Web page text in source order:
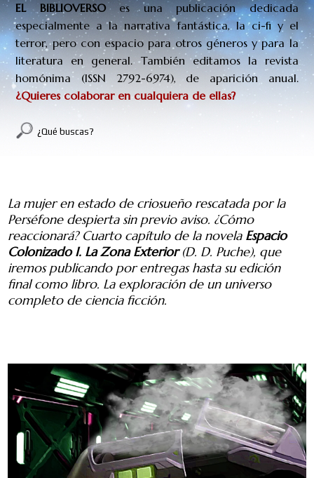
EL BIBLIOVERSO es una publicacióndedicada
especialmente a la narrativa fantástica, la ci-fi y el
terror, pero con espacio para otros géneros y para la
literatura en general. También editamos la revista
homónima (ISSN 2792-6974), de aparición anual.
¿Quieres colaborar en cualquiera de ellas?
¿Qué buscas?
La mujer en estado de criosueño rescatada por la
Perséfone despierta sin previo aviso. ¿Cómo
reaccionará? Cuarto capítulo de la novela Espacio
Colonizado I. La Zona Exterior(D. D. Puche), que
iremos publicando por entregas hasta su edición
final como libro. La exploración de un universo
completo de ciencia ficción.